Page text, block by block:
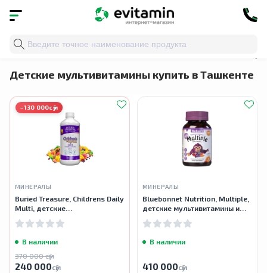
Главная Детское здоровье
Детские мультивитамины купить в Ташкенте
−130 000сӯм
МИНЕРАЛЫ
Buried Treasure, Childrens Daily
Multi, детские
мультивитамины и минералы,
496 мл
В наличии
370 000 сӯм
240 000сӯм
МИНЕРАЛЫ
Bluebonnet Nutrition, Multiple,
детские мультивитамины и
минералы, 90 жевательных
таблетки
В наличии
410 000сӯм